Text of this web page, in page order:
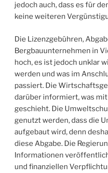
jedoch auch, dass es für
keine weiteren
Die Lizenzgebühren,
Bergbauunternehmen in
hoch, es ist jedoch unklar
werden und was im
passiert. Die
darüber informiert, was
geschieht. Die
genutzt werden, dass die
aufgebaut wird, denn
diese Abgabe. Die
Informationen
und finanziellen